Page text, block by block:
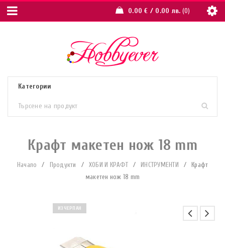
0.00€ / 0.00 лв. 0
Крафт макетен нож 18 mm
Начало / Продукти / ХОБИ И КРАФТ / ИНСТРУМЕНТИ /
Крафт
макетен нож 18 mm
ИЗЧЕРПАН